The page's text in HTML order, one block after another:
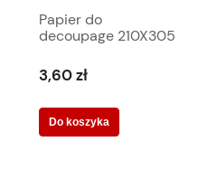
Papier do
decoupage 210X305
1889
3,60 zł
Do koszyka